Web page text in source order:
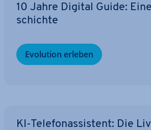
10 Jahre Digital Guide:
schich­te
Evolution erleben
KI-Te­le­fon­as­sis­tent: Die